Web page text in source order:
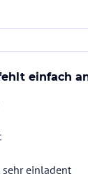
einfach
einladent